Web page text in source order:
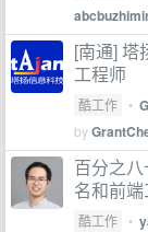
[南通] 塔
工程师
酷工作 •
by
百分之
名和前
酷工作 •